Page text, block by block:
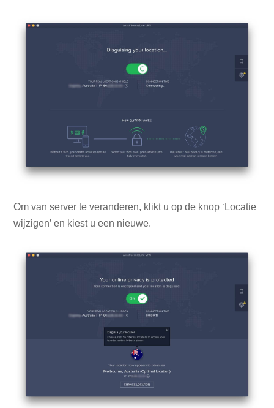
Om van server te veranderen, klikt u op de knop ‘Locatie
wijzigen’ en kiest u een nieuwe.